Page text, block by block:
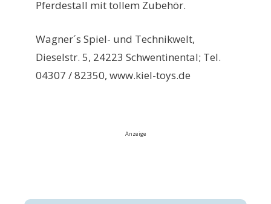
Pferdestall mit tollem Zubehör.
Wagner´s Spiel- und Technikwelt,
Dieselstr. 5, 24223 Schwentinental; Tel.
04307 / 82350, www.kiel-toys.de
Anzeige